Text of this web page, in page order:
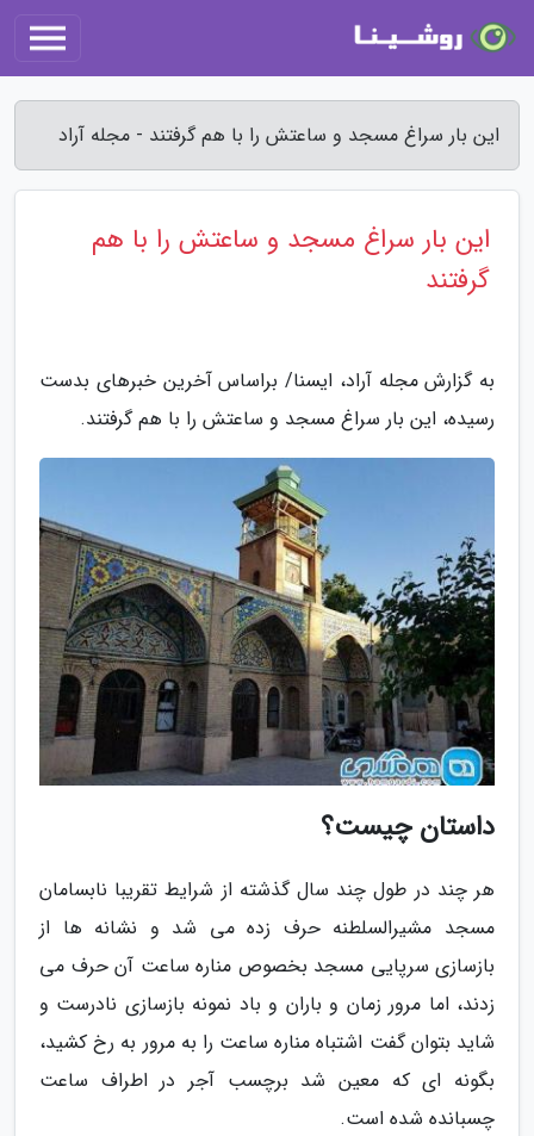
این بار سراغ مسجد و ساعتش را با هم گرفتند - مجله آراد
این بار سراغ مسجد و ساعتش را با هم
گرفتند
به گزارش مجله آراد، ایسنا/ براساس آخرین خبرهای بدست
رسیده، این بار سراغ مسجد و ساعتش را با هم گرفتند.
داستان چیست؟
هر چند در طول چند سال گذشته از شرایط تقریبا نابسامان
مسجد مشیرالسلطنه حرف زده می شد و نشانه ها از
بازسازی سرپایی مسجد بخصوص مناره ساعت آن حرف می
زدند، اما مرور زمان و باران و باد نمونه بازسازی نادرست و
شاید بتوان گفت اشتباه مناره ساعت را به مرور به رخ کشید،
بگونه ای که معین شد برچسب آجر در اطراف ساعت
چسبانده شده است.